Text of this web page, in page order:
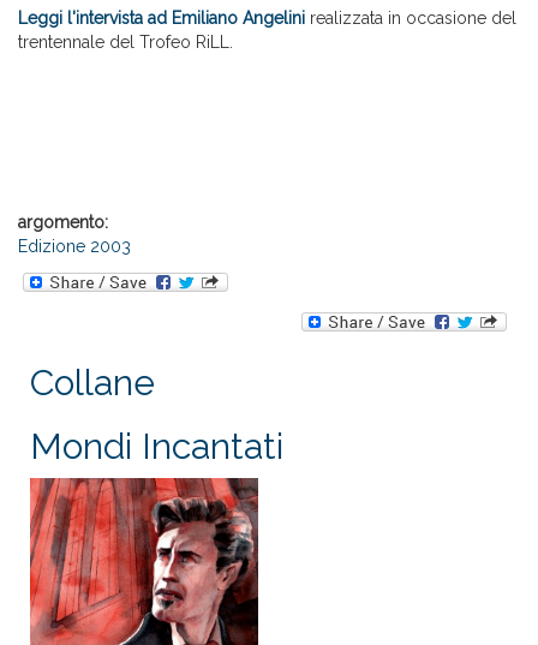
Leggi l'intervista ad Emiliano Angelini realizzata in occasione del
trentennale del Trofeo RiLL.
argomento:
Edizione 2003
Collane
Mondi Incantati